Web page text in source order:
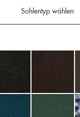
Sohlentyp wählen: